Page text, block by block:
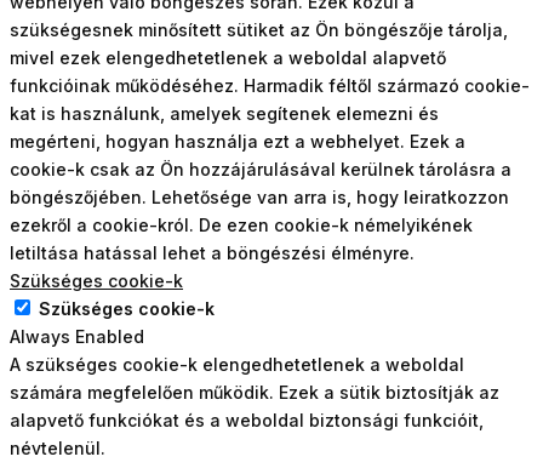
szükségesnek minősített sütiket az Ön böngészője tárolja,
mivel ezek elengedhetetlenek a weboldal alapvető
funkcióinak működéséhez. Harmadik féltől származó cookie-
kat is használunk, amelyek segítenek elemezni és
megérteni, hogyan használja ezt a webhelyet. Ezek a
cookie-k csak az Ön hozzájárulásával kerülnek tárolásra a
böngészőjében. Lehetősége van arra is, hogy leiratkozzon
ezekről a cookie-król. De ezen cookie-k némelyikének
letiltása hatással lehet a böngészési élményre.
Szükséges cookie-k
Szükséges cookie-k
Always Enabled
A szükséges cookie-k elengedhetetlenek a weboldal
számára megfelelően működik. Ezek a sütik biztosítják az
alapvető funkciókat és a weboldal biztonsági funkcióit,
névtelenül.